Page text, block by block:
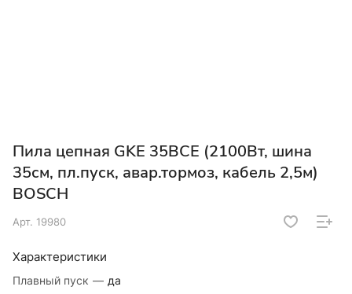
Пила цепная GKE 35BCE (2100Вт, шина
35см, пл.пуск, авар.тормоз, кабель 2,5м)
BOSCH
Арт. 19980
Характеристики
Плавный пуск — да